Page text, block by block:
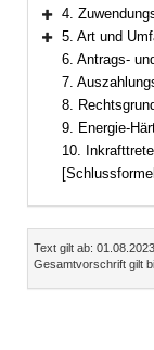
Bereich erweitern
4.
Bereich
5. Art und
6. Antrags-
7.
8.
9. Energie-
10.
Inhalt
Text gilt ab: 01.08.2023
Gesamtvorschrift gilt